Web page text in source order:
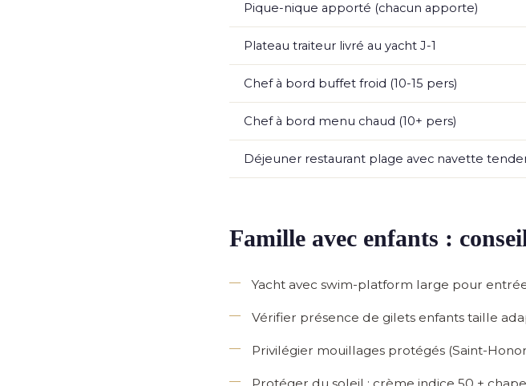
Pique-nique apporté (chacun apporte)
Plateau traiteur livré au yacht J-1
Chef à bord buffet froid (10-15 pers)
Chef à bord menu chaud (10+ pers)
Déjeuner restaurant plage avec navette
Famille avec enfants :
Yacht avec swim-platform large pour
Vérifier présence de gilets enfants taille
Privilégier mouillages protégés (Saint-